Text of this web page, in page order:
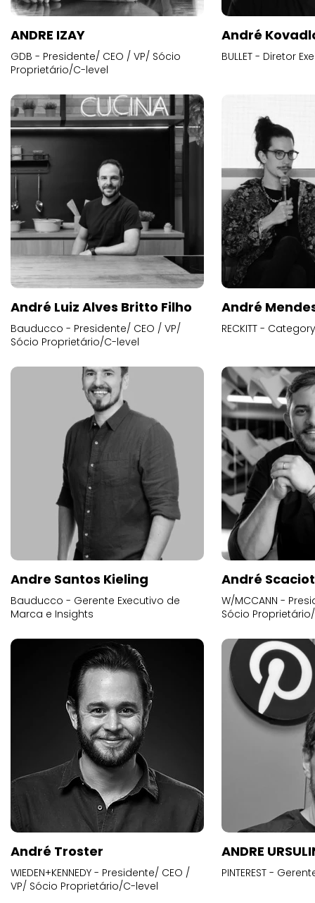
ANDRE IZAY
GDB - Presidente/ CEO / VP/ Sócio
Proprietário/C-level
André
BULLET - Diretor
André Luiz Alves Britto Filho
Bauducco - Presidente/ CEO / VP/
Sócio Proprietário/C-level
André
RECKITT -
Andre Santos Kieling
Bauducco - Gerente Executivo de
Marca e Insights
André
W/MCCANN -
Sócio
André Troster
WIEDEN+KENNEDY - Presidente/ CEO /
VP/ Sócio Proprietário/C-level
ANDRE
PINTEREST -